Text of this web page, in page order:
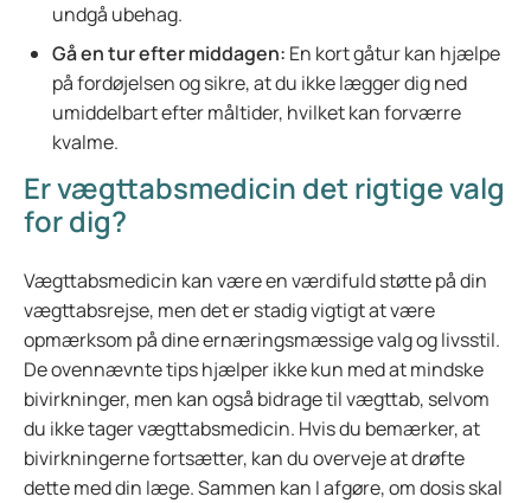
undgå ubehag.
Gå en tur efter middagen: En kort gåtur kan hjælpe
på fordøjelsen og sikre, at du ikke lægger dig ned
umiddelbart efter måltider, hvilket kan forværre
kvalme.
Er vægttabsmedicin det rigtige valg
for dig?
Vægttabsmedicin kan være en værdifuld støtte på din
vægttabsrejse, men det er stadig vigtigt at være
opmærksom på dine ernæringsmæssige valg og livsstil.
De ovennævnte tips hjælper ikke kun med at mindske
bivirkninger, men kan også bidrage til vægttab, selvom
du ikke tager vægttabsmedicin. Hvis du bemærker, at
bivirkningerne fortsætter, kan du overveje at drøfte
dette med din læge. Sammen kan I afgøre, om dosis skal